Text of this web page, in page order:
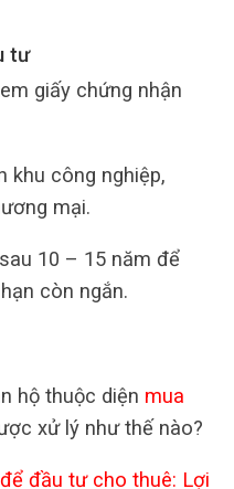
tư
giấy chứng nhận
khu công nghiệp,
mại.
sau 10 – 15 năm để
còn ngắn.
hộ thuộc diện mua
xử lý như thế nào?
đầu tư cho thuê: Lợi